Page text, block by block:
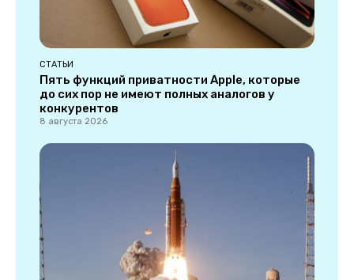
СТАТЬИ
Пять функций приватности Apple, которые
до сих пор не имеют полных аналогов у
конкурентов
8 августа 2026